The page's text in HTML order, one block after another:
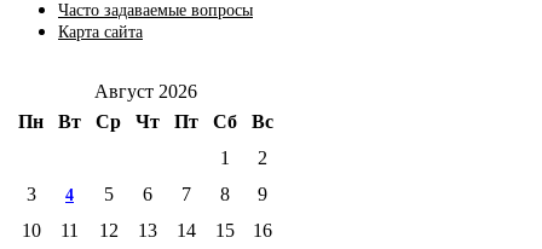
Часто задаваемые вопросы
Карта сайта
Август 2026
Пн
Вт Ср Чт Пт Сб
Вс
1
2
3
4 5 6 7 8
9
10
11 12 13 14 15 16